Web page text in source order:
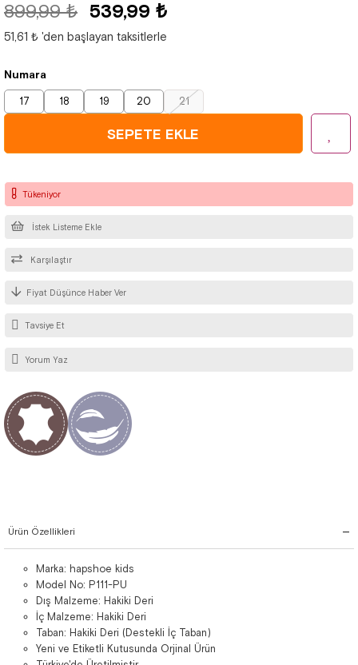
899,99 ₺ 539,99 ₺
51,61 ₺ 'den başlayan taksitlerle
Numara
17 18 19 20 21
Tükeniyor
İstek Listeme Ekle
Karşılaştır
Fiyat Düşünce Haber Ver
Tavsiye Et
Yorum Yaz
Ürün Özellikleri
Marka: hapshoe kids
Model No: P111-PU
Dış Malzeme: Hakiki Deri
İç Malzeme: Hakiki Deri
Taban: Hakiki Deri (Destekli İç Taban)
Yeni ve Etiketli Kutusunda Orjinal Ürün